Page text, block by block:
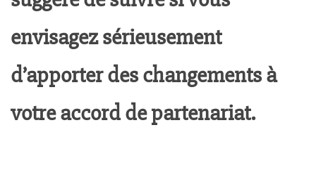
envisagez sérieusement
d’apporter des changements à
votre accord de partenariat.